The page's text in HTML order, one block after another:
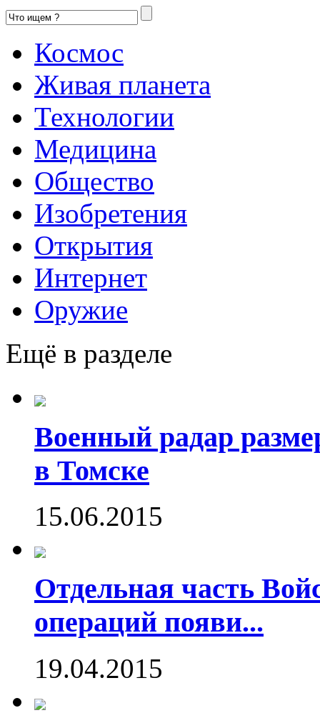
Космос
Живая планета
Технологии
Медицина
Общество
Изобретения
Открытия
Интернет
Оружие
Ещё в разделе
Военный радар
в Томске
15.06.2015
Отдельная часть
операций появи...
19.04.2015